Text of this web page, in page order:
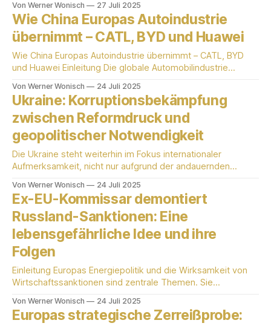
neu entfacht. Die Kernaussage des Berichts, wonach die
Deindustrialisierung real sei, markiert einen Wendepunkt in
der Wahrnehmung der wirtschaftlichen Herausforderungen,
denen sich Europa gegenübersieht. In diesem Blog-Beitrag
fassen wir die
Von Werner Wonisch 27 Juli 2025
Wie China Europas Autoindustrie
übernimmt – CATL, BYD und Huawei
Wie China Europas Autoindustrie übernimmt – CATL, BYD
und Huawei Einleitung Die globale Automobilindustrie
Kräfteverhältnis klar verteilt: Deutsche, japanische und
amerikanische Konzerne gaben den Takt vor, während
China primär als gigantischer Absatzmarkt und "verlängerte
Werkbank" galt. Dieses Bild ist überholt. Chinesische
Von Werner Wonisch 24 Juli 2025
Ukraine: Korruptionsbekämpfung
zwischen Reformdruck und
geopolitischer Notwendigkeit
Die Ukraine steht weiterhin im Fokus internationaler
Aufmerksamkeit, nicht nur aufgrund der andauernden
Reformbemühungen. Ein zentraler Pfeiler dieser
Transformation ist der Kampf gegen die Korruption. Der
bereitgestellte Artikel der Zeit beleuchtet die jüngsten
Entwicklungen in dieser Auseinandersetzung, die durch
Proteste und politische Entscheidungen geprägt
Von Werner Wonisch 24 Juli 2025
Ex-EU-Kommissar demontiert
Russland-Sanktionen: Eine
lebensgefährliche Idee und ihre
Folgen
Einleitung Europas Energiepolitik und die Wirksamkeit von
Wirtschaftssanktionen sind zentrale Themen. Sie
Landschaft maßgeblich. Ein ehemaliger EU-Kommissar
kritisiert die Russland-Sanktionen scharf. Auch die
Von Werner Wonisch 24 Juli 2025
Europas strategische Zerreißprobe: